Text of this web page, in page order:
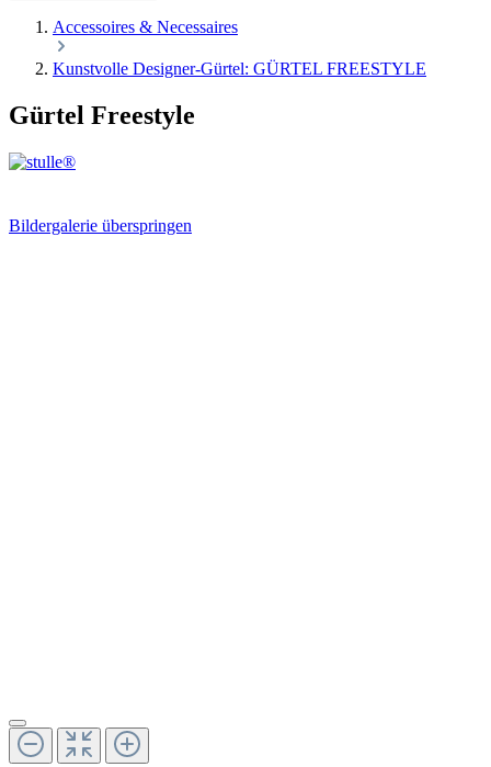
Accessoires & Necessaires
Kunstvolle Designer-Gürtel: GÜRTEL FREESTYLE
Gürtel Freestyle
Bildergalerie überspringen